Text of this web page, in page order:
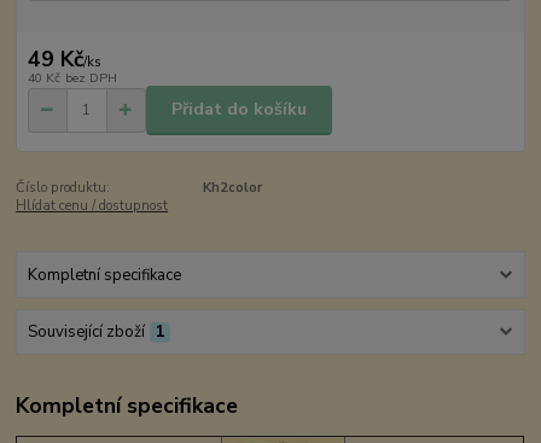
49 Kč/ks
40 Kč bez DPH
Přidat do košíku
Číslo produktu:
Kh2color
Hlídat cenu / dostupnost
Kompletní specifikace
Související zboží 1
Kompletní specifikace